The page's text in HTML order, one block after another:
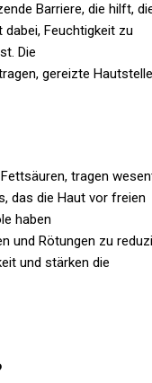
Barriere, die hilft,
Feuchtigkeit zu
Die
gereizte
tragen
das die Haut vor freien
haben
und Rötungen zu
und stärken die